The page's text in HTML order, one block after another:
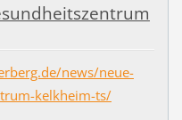
news/neue-
kelkheim-ts/